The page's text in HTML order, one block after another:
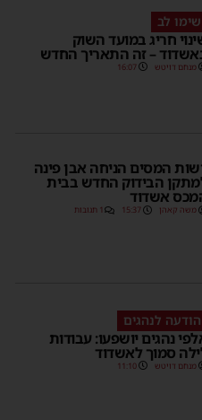
שימו לב
חריג במועד השוק
– זה התאריך החדש
מנחם דויטש 16:07
המסים הניחה אבן פינה
הבידוק החדש בבית
אשדוד
משה קאהן 15:37 1 תגובות
הודעה לנהגים
נהגים יושפעו: עבודות
סמוך לאשדוד
מנחם דויטש 11:10